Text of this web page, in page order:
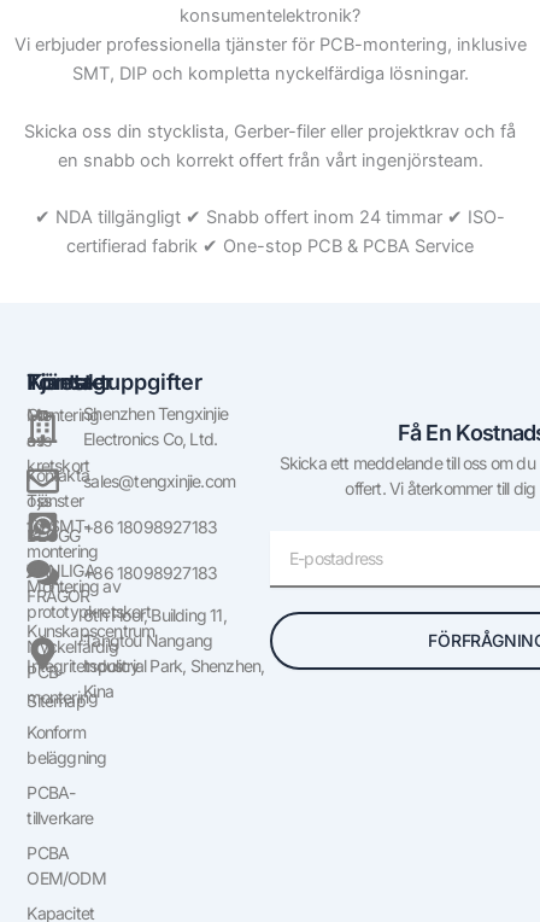
konsumentelektronik?
Vi erbjuder professionella tjänster för PCB-montering, inklusive
SMT, DIP och kompletta nyckelfärdiga lösningar.
Skicka oss din stycklista, Gerber-filer eller projektkrav och få
en snabb och korrekt offert från vårt ingenjörsteam.
✔ NDA tillgängligt ✔ Snabb offert inom 24 timmar ✔ ISO-
certifierad fabrik ✔ One-stop PCB & PCBA Service
Företag
Om
oss
Kontakta
oss
BLOGG
VANLIGA
FRÅGOR
Kunskapscentrum
Integritetspolicy
Sitemap
Tjänster
Montering
av
kretskort
Tjänster
för SMT-
montering
Montering av
prototypkretskort
Nyckelfärdig
PCB-
montering
Konform
beläggning
PCBA-
tillverkare
PCBA
OEM/ODM
Kapacitet
Kontaktuppgifter
Shenzhen Tengxinjie
Electronics Co, Ltd.
sales@tengxinjie.com
+86 18098927183
+86 18098927183
6th Floor, Building 11,
Tangtou Nangang
Industrial Park, Shenzhen,
Kina
Få En
Skicka ett meddelande till oss om
offert. Vi återkommer till
post